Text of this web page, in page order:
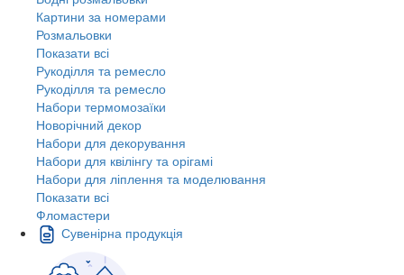
Картини за номерами
Розмальовки
Показати всі
Рукоділля та ремесло
Рукоділля та ремесло
Набори термомозаїки
Новорічний декор
Набори для декорування
Набори для квілінгу та орігамі
Набори для ліплення та моделювання
Показати всі
Фломастери
Сувенірна продукція